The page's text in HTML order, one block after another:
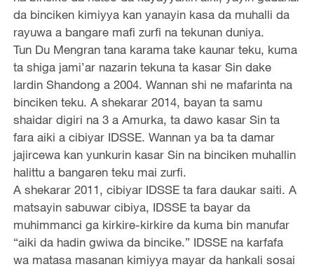
da binciken kimiyya kan yanayin kasa da muhalli da
rayuwa a bangare mafi zurfi na tekunan duniya.
Tun Du Mengran tana karama take kaunar teku, kuma
ta shiga jami’ar nazarin tekuna ta kasar Sin dake
lardin Shandong a 2004. Wannan shi ne mafarinta na
binciken teku. A shekarar 2014, bayan ta samu
shaidar digiri na 3 a Amurka, ta dawo kasar Sin ta
fara aiki a cibiyar IDSSE. Wannan ya ba ta damar
jajircewa kan yunkurin kasar Sin na binciken muhallin
halittu a bangaren teku mai zurfi.
A shekarar 2011, cibiyar IDSSE ta fara daukar saiti. A
matsayin sabuwar cibiya, IDSSE ta bayar da
muhimmanci ga kirkire-kirkire da kuma bin manufar
“aiki da hadin gwiwa da bincike.” IDSSE na karfafa
wa matasa masanan kimiyya mayar da hankali sosai